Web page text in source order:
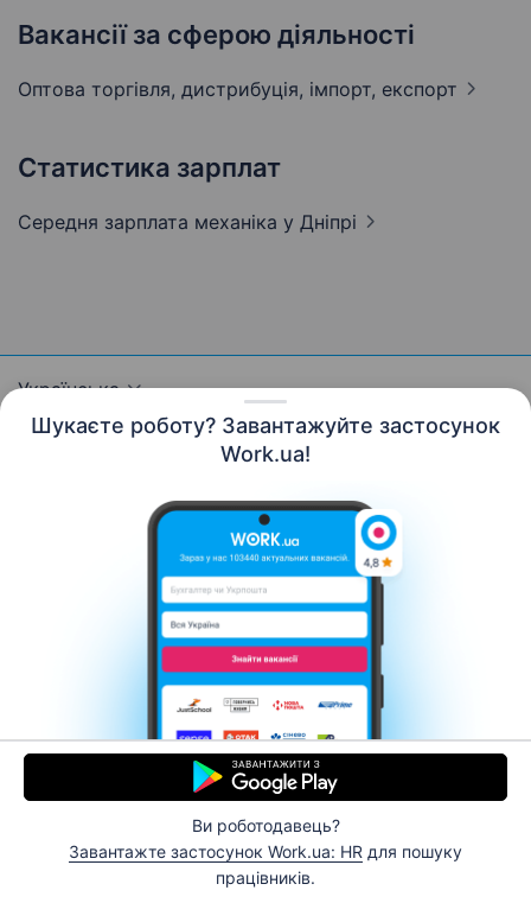
Шукаєте роботу? Завантажуйте застосунок
Work.ua!
Ви роботодавець?
Завантажте застосунок Work.ua: HR для пошуку
працівників.
Відгукнутися
Вакансії за сферою діяльності
Оптова торгівля, дистрибуція, імпорт, експорт
Статистика зарплат
Середня зарплата механіка у Дніпрі
Українська
Контакти Про нас
Кар’єра
Новини Work.ua
Допомога Умови використання
Роботодавцю
© 2006–2026 Work.ua. Сервіс пошуку роботи №1 в